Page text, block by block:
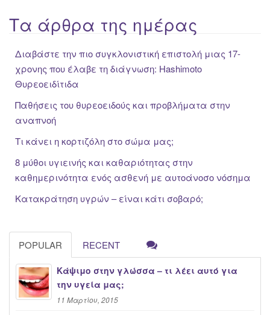
Τα άρθρα της ημέρας
Διαβάστε την πιο συγκλονιστική επιστολή μιας 17-
χρονης που έλαβε τη διάγνωση: Hashimoto
Θυρεοειδίτιδα
Παθήσεις του θυρεοειδούς και προβλήματα στην
αναπνοή
Τι κάνει η κορτιζόλη στο σώμα μας;
8 μύθοι υγιεινής και καθαριότητας στην
καθημερινότητα ενός ασθενή με αυτοάνοσο νόσημα
Κατακράτηση υγρών – είναι κάτι σοβαρό;
POPULAR RECENT
Κάψιμο στην γλώσσα – τι λέει αυτό για
την υγεία μας;
11 Μαρτίου, 2015